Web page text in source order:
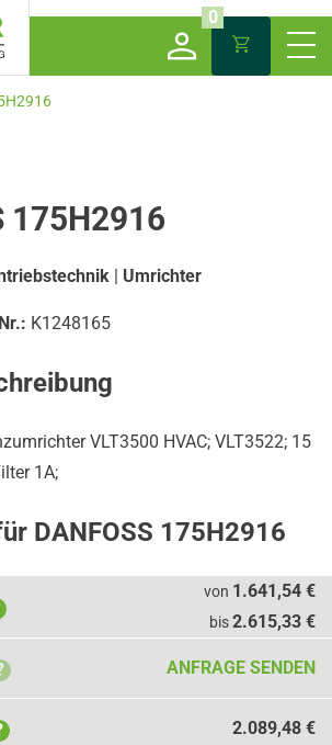
0
175H2916
| Umrichter
K1248165
VLT3500 HVAC; VLT3522; 15
1A;
DANFOSS 175H2916
von 1.641,54 €
bis2.615,33 €
ANFRAGE SENDEN
2.089,48 €